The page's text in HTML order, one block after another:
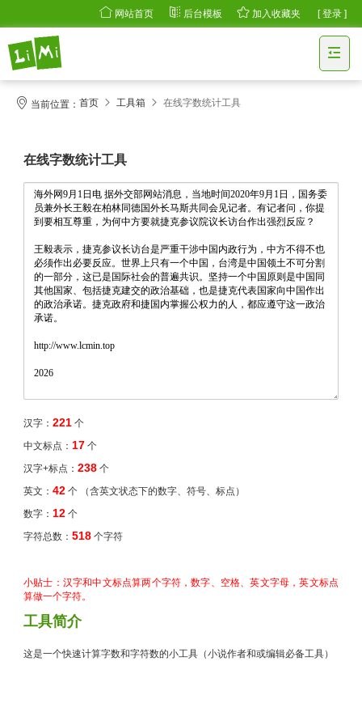
网站首页 后台模板 加入收藏夹 [ 登录 ]
当前位置： 首页 工具箱 在线字数统计工具
在线字数统计工具
汉字： 221个
中文标点： 17个
汉字+标点： 238个
英文： 42个 （含英文状态下的数字、符号、标点）
数字： 12个
字符总数： 518个字符
小贴士：汉字和中文标点算两个字符，数字、空格、英文字母，英文标点
算做一个字符。
工具简介
这是一个快速计算字数和字符数的小工具（小说作者和或编辑必备工具）